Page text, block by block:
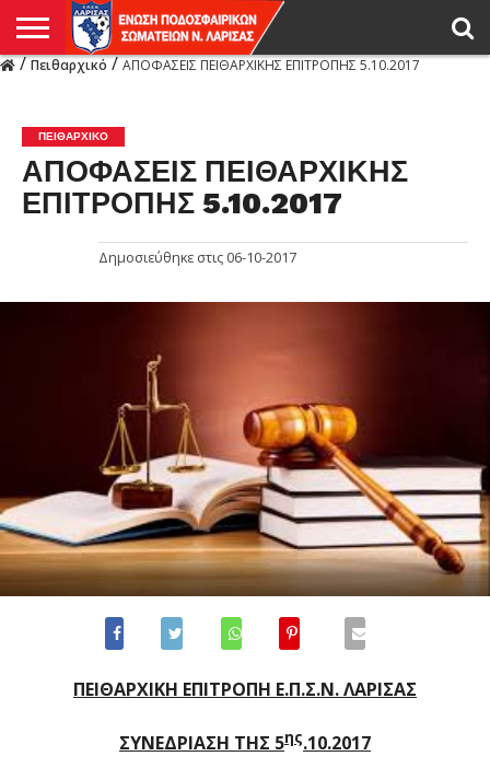
/Πειθαρχικό/ΑΠΟΦΑΣΕΙΣ ΠΕΙΘΑΡΧΙΚΗΣ ΕΠΙΤΡΟΠΗΣ 5.10.2017
ΠΕΙΘΑΡΧΙΚΌ
ΑΠΟΦΑΣΕΙΣ ΠΕΙΘΑΡΧΙΚΗΣ
ΕΠΙΤΡΟΠΗΣ 5.10.2017
Δημοσιεύθηκε στις 06-10-2017
ΠΕΙΘΑΡΧΙΚΗ ΕΠΙΤΡΟΠΗ Ε.Π.Σ.Ν. ΛΑΡΙΣΑΣ
ΣΥΝΕΔΡΙΑΣΗ ΤΗΣ 5ης.10.2017